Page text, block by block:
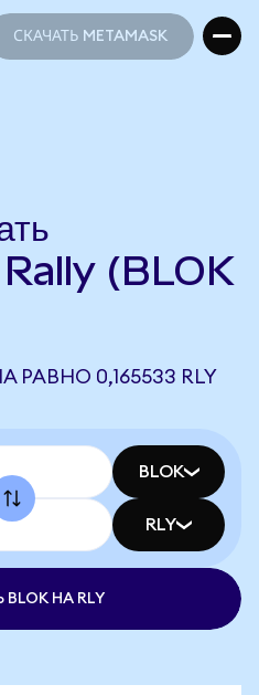
СКАЧАТЬ METAMASK
(BLOK
РАВНО 0,165533 RLY
BLOK
RLY
НА RLY